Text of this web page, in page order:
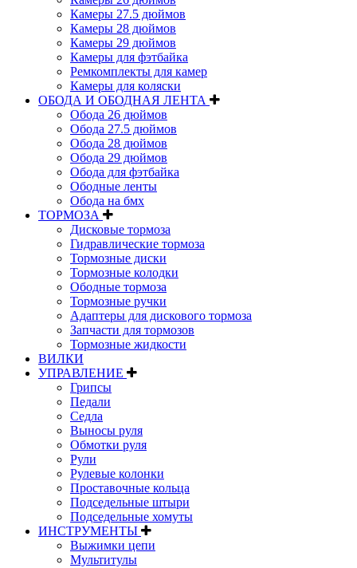
Камеры 27.5 дюймов
Камеры 28 дюймов
Камеры 29 дюймов
Камеры для фэтбайка
Ремкомплекты для камер
Камеры для коляски
ОБОДА И ОБОДНАЯ ЛЕНТА
Обода 26 дюймов
Обода 27.5 дюймов
Обода 28 дюймов
Обода 29 дюймов
Обода для фэтбайка
Ободные ленты
Обода на бмх
ТОРМОЗА
Дисковые тормоза
Гидравлические тормоза
Тормозные диски
Тормозные колодки
Ободные тормоза
Тормозные ручки
Адаптеры для дискового тормоза
Запчасти для тормозов
Тормозные жидкости
ВИЛКИ
УПРАВЛЕНИЕ
Грипсы
Педали
Седла
Выносы руля
Обмотки руля
Рули
Рулевые колонки
Проставочные кольца
Подседельные штыри
Подседельные хомуты
ИНСТРУМЕНТЫ
Выжимки цепи
Мультитулы